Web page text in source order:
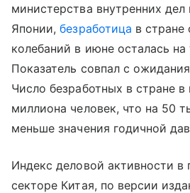
министерства внутренних
Японии,безработица в стране
колебаний в июне осталась
Показатель совпал с
Число безработных в стране
миллиона человек, что на 50
меньше значения годичной
Индекс деловой активности в
секторе Китая, по версии